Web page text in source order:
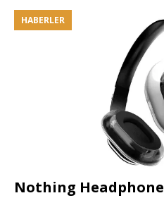
HABERLER
Nothing Headphone